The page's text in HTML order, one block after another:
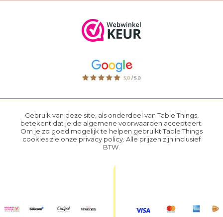
Gebruik van deze site, als onderdeel van Table Things,
betekent dat je de algemene voorwaarden accepteert.
Om je zo goed mogelijk te helpen gebruikt Table Things
cookies zie onze privacy policy . Alle prijzen zijn inclusief
BTW.